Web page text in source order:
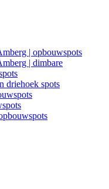
| opbouwspots
| dimbare
driehoek spots